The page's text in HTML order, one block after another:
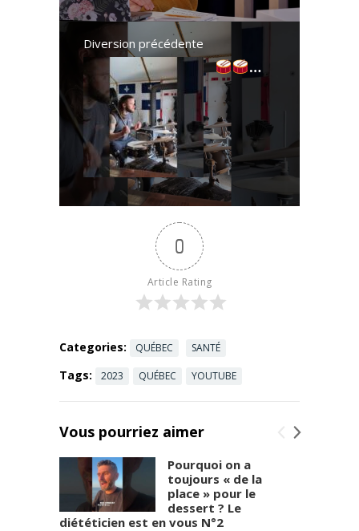
milité dans
des marches
planète, j'ai
porté la
culpabilité et
la ...
more
Diversion précédente
0
Article Rating
Categories: QUÉBEC SANTÉ
Tags: 2023 QUÉBEC YOUTUBE
Vous pourriez aimer
Pourquoi on a
toujours « de la
place » pour le
dessert ? Le
diététicien est en vous N°2